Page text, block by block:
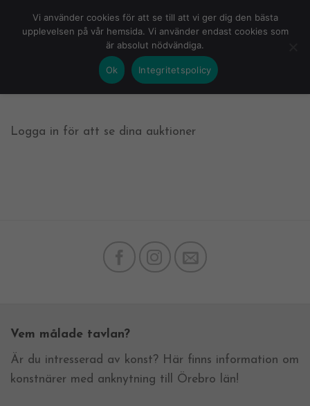
KOMMANDE LOGGA IN
Logga in för att se dina auktioner
Vem målade tavlan?
Är du intresserad av konst? Här finns information om
konstnärer med anknytning till Örebro län!
Vi använder cookies för att se till att vi ger dig den bästa
upplevelsen på vår hemsida. Vi använder endast cookies som
är absolut nödvändiga.
Ok Integritetspolicy